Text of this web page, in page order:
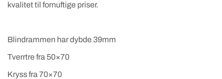
kvalitet til fornuftige priser.
Blindrammen har dybde 39mm
Tverrtre fra 50×70
Kryss fra 70×70